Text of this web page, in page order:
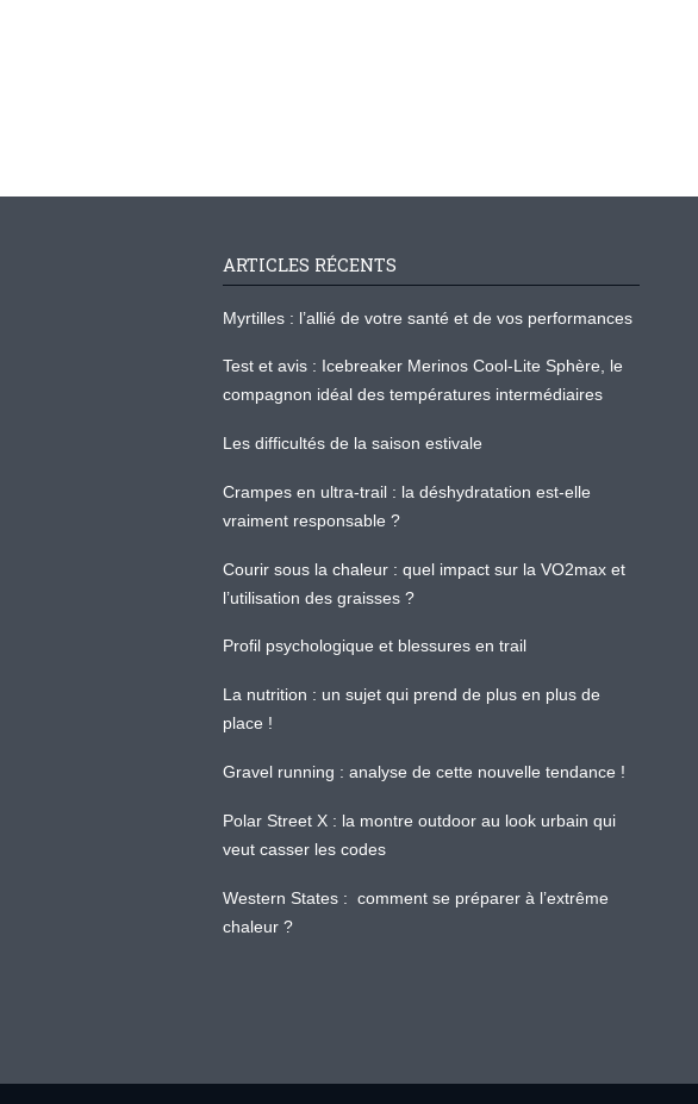
ARTICLES RÉCENTS
Myrtilles : l’allié de votre santé et de vos performances
Test et avis : Icebreaker Merinos Cool-Lite Sphère, le
compagnon idéal des températures intermédiaires
Les difficultés de la saison estivale
Crampes en ultra-trail : la déshydratation est-elle
vraiment responsable ?
Courir sous la chaleur : quel impact sur la VO2max et
l’utilisation des graisses ?
Profil psychologique et blessures en trail
La nutrition : un sujet qui prend de plus en plus de
place !
Gravel running : analyse de cette nouvelle tendance !
Polar Street X : la montre outdoor au look urbain qui
veut casser les codes
Western States : comment se préparer à l’extrême
chaleur ?